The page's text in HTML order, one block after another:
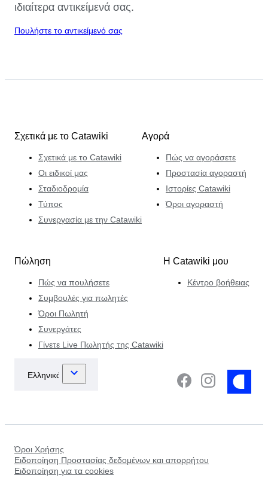
ιδιαίτερα αντικείμενά σας.
Πουλήστε το αντικείμενό σας
Σχετικά με το Catawiki
Σχετικά με το Catawiki
Οι ειδικοί μας
Σταδιοδρομία
Τύπος
Συνεργασία με την Catawiki
Αγορά
Πώς να αγοράσετε
Προστασία αγοραστή
Ιστορίες Catawiki
Όροι αγοραστή
Πώληση
Πώς να πουλήσετε
Συμβουλές για πωλητές
Όροι Πωλητή
Συνεργάτες
Γίνετε Live Πωλητής της Catawiki
Η Catawiki μου
Κέντρο βοήθειας
Όροι Χρήσης
Ειδοποίηση Προστασίας δεδομένων και απορρήτου
Ειδοποίηση για τα cookies